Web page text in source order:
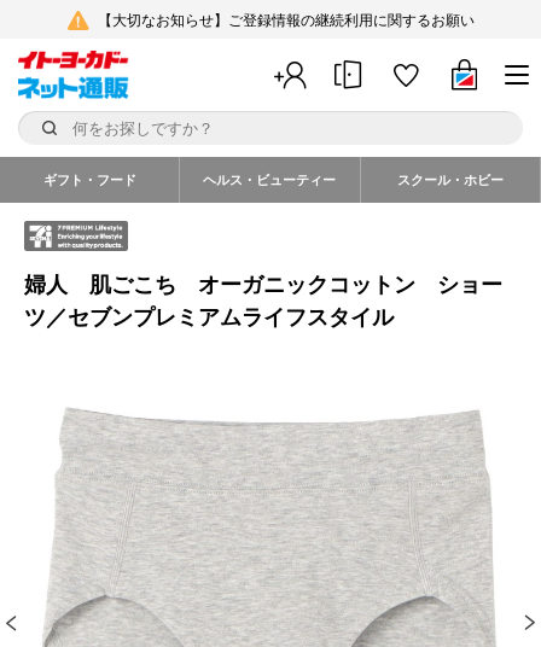
【大切なお知らせ】ご登録情報の継続利用に関するお願い
ギフト・フード ヘルス・ビューティー スクール・ホビー
婦人 肌ごこち オーガニックコットン ショー
ツ／セブンプレミアムライフスタイル